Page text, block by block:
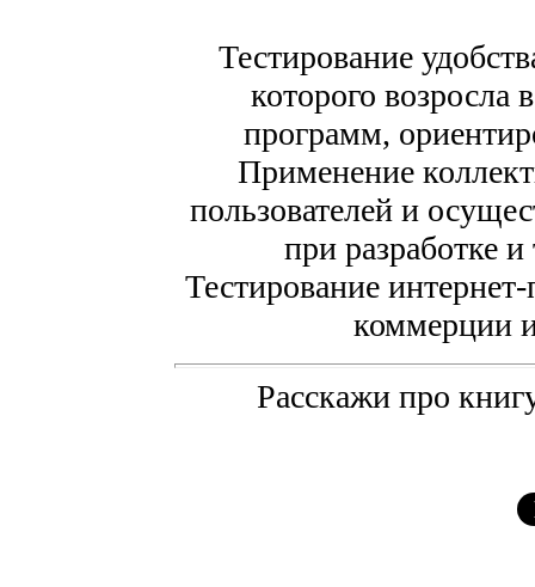
Тестирование
которого возросла
программ,
Применение
пользователей и
при разработке
Тестирование
коммерции
Расскажи про